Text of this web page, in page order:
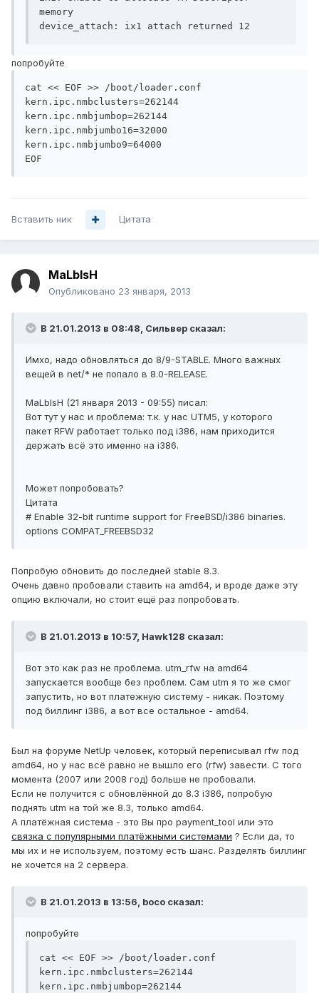
memory
попробуйте
cat << EOF >> /boot/loader.conf
kern.ipc.nmbclusters=262144
kern.ipc.nmbjumbop=262144
kern.ipc.nmbjumbo16=32000
kern.ipc.nmbjumbo9=64000
Вставить ник Цитата
MaLblsH
Опубликовано 23 января, 2013
В 21.01.2013 в 08:48, Сильвер сказал:
Имхо, надо обновляться до 8/9-STABLE. Много важных
вещей в net/* не попало в 8.0-RELEASE.
MaLblsH (21 января 2013 - 09:55) писал:
Вот тут у нас и проблема: т.к. у нас UTM5, у которого
пакет RFW работает только под i386, нам приходится
держать всё это именно на i386.
Может попробовать?
Цитата
# Enable 32-bit runtime support for FreeBSD/i386 binaries.
options COMPAT_FREEBSD32
Попробую обновить до последней stable 8.3.
Очень давно пробовали ставить на amd64, и вроде даже эту
опцию включали, но стоит ещё раз попробовать.
В 21.01.2013 в 10:57, Hawk128 сказал:
Вот это как раз не проблема. utm_rfw на amd64
запускается вообще без проблем. Сам utm я то же смог
запустить, но вот платежную систему - никак. Поэтому
под биллинг i386, а вот все остальное - amd64.
Был на форуме NetUp человек, который переписывал rfw под
amd64, но у нас всё равно не вышло его (rfw) завести. С того
момента (2007 или 2008 год) больше не пробовали.
Если не получится с обновлённой до 8.3 i386, попробую
поднять utm на той же 8.3, только amd64.
А платёжная система - это Вы про payment_tool или это
связка с популярными платёжными системами ? Если да, то
мы их и не используем, поэтому есть шанс. Разделять биллинг
не хочется на 2 сервера.
В 21.01.2013 в 13:56, boco сказал:
попробуйте
cat << EOF >> /boot/loader.conf
kern.ipc.nmbclusters=262144
kern.ipc.nmbjumbop=262144